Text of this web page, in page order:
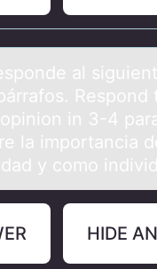
аl
in 3-4
la importancia
y como
HIDE